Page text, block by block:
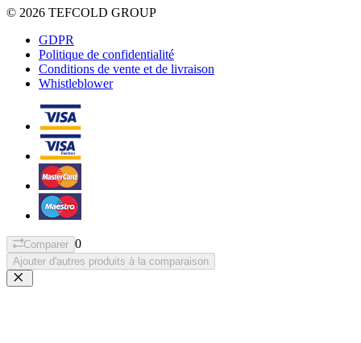
© 2026 TEFCOLD GROUP
GDPR
Politique de confidentialité
Conditions de vente et de livraison
Whistleblower
Comparer 0
Ajouter d'autres produits à la comparaison